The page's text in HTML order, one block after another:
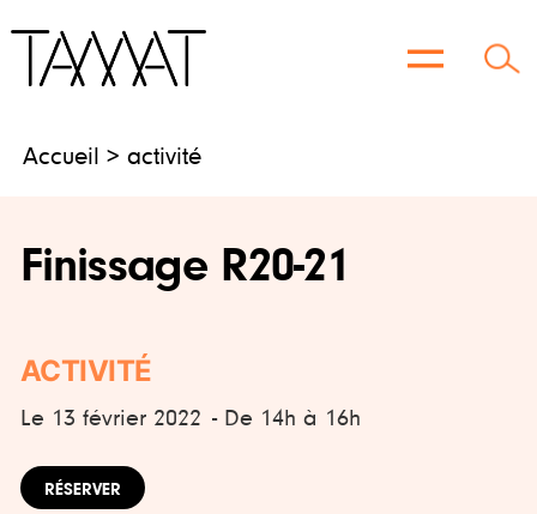
Aller
Accueil > activité
Finissage R20-21
ACTIVITÉ
Le 13 février 2022 - De 14h à 16h
RÉSERVER